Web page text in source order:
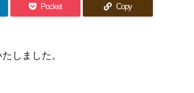
Pocket Copy
しました。